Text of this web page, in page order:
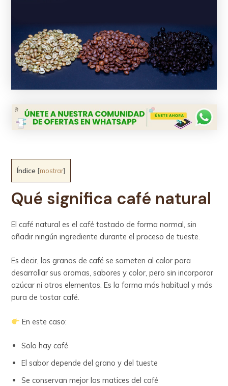
Índice [mostrar]
Qué significa café natural
El café natural es el café tostado de forma normal, sin
añadir ningún ingrediente durante el proceso de tueste.
Es decir, los granos de café se someten al calor para
desarrollar sus aromas, sabores y color, pero sin incorporar
azúcar ni otros elementos. Es la forma más habitual y más
pura de tostar café.
En este caso:
Solo hay café
El sabor depende del grano y del tueste
Se conservan mejor los matices del café